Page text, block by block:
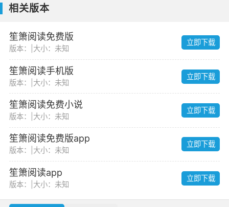
相关版本
笙箫阅读免费版
版本： 大小：未知
立即下载
笙箫阅读手机版
版本： 大小：未知
立即下载
笙箫阅读免费小说
版本： 大小：未知
立即下载
笙箫阅读免费版app
版本： 大小：未知
立即下载
笙箫阅读app
版本： 大小：未知
立即下载